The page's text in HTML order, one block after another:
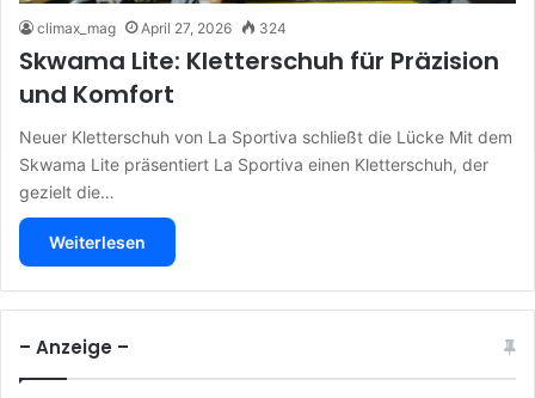
climax_mag April 27, 2026 324
Skwama Lite: Kletterschuh für Präzision
und Komfort
Neuer Kletterschuh von La Sportiva schließt die Lücke Mit dem
Skwama Lite präsentiert La Sportiva einen Kletterschuh, der
gezielt die…
Weiterlesen
– Anzeige –